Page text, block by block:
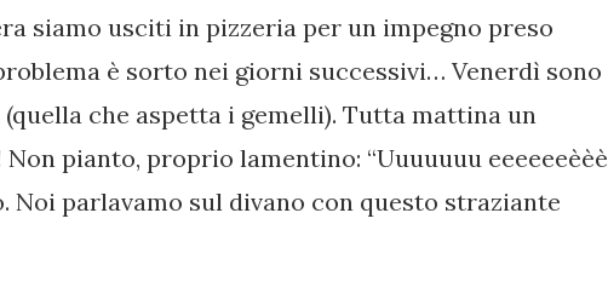
siamo usciti in pizzeria per un impegno preso
è sorto nei giorni successivi… Venerdì sono
(quella che aspetta i gemelli). Tutta mattina un
pianto, proprio lamentino: “Uuuuuuu eeeeeeèèè
Noi parlavamo sul divano con questo straziante